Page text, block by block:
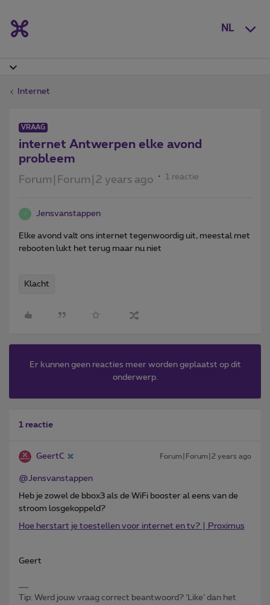
NL
Internet
VRAAG
internet Antwerpen elke avond
probleem
Forum|Forum|2 years ago 1 reactie
J Jensvanstappen
Elke avond valt ons internet tegenwoordig uit, meestal met
rebooten lukt het terug maar nu niet
Klacht
Er kunnen geen reacties meer worden geplaatst op dit
onderwerp.
1 reactie
GeertC Forum|Forum|2 years ago
@Jensvanstappen
Heb je zowel de bbox3 als de WiFi booster al eens van de
stroom losgekoppeld?
Hoe herstart je toestellen voor internet en tv? | Proximus
Geert
Tip: Werd jouw vraag correct beantwoord? ‘Like’ dan het